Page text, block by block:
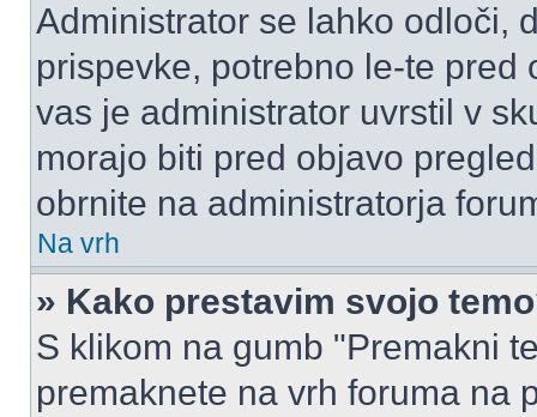
Administrator se lahko odloči,
prispevke, potrebno le-te
vas je administrator uvrstil v
morajo biti pred objavo
obrnite na administratorja
Na vrh
» Kako prestavim svojo
S klikom na gumb "Premakni
premaknete na vrh foruma na